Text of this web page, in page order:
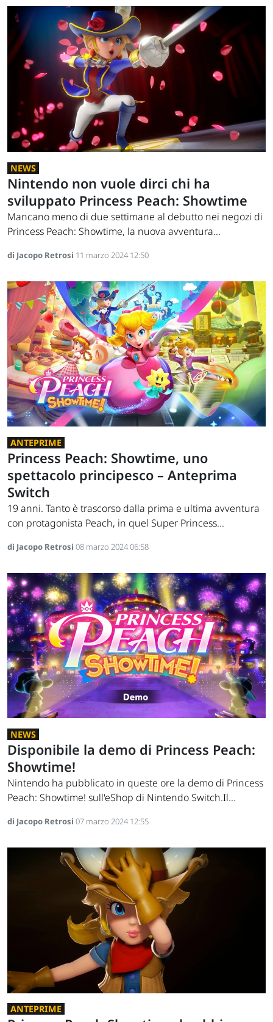
NEWS
Nintendo non vuole dirci chi ha
sviluppato Princess Peach: Showtime
Mancano meno di due settimane al debutto nei negozi di
Princess Peach: Showtime, la nuova avventura...
di Jacopo Retrosi 11 marzo 2024 12:50
ANTEPRIME
Princess Peach: Showtime, uno
spettacolo principesco – Anteprima
Switch
19 anni. Tanto è trascorso dalla prima e ultima avventura
con protagonista Peach, in quel Super Princess...
di Jacopo Retrosi 08 marzo 2024 06:58
NEWS
Disponibile la demo di Princess Peach:
Showtime!
Nintendo ha pubblicato in queste ore la demo di Princess
Peach: Showtime! sull'eShop di Nintendo Switch.Il...
di Jacopo Retrosi 07 marzo 2024 12:55
ANTEPRIME